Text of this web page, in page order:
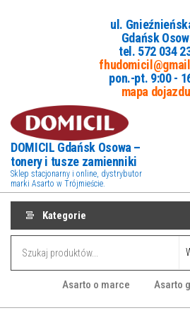
ul.
Gdańsk
tel. 572 034
pon.-pt. 9:00 -
mapa dojazdu
DOMICIL Gdańsk Osowa –
tonery i tusze zamienniki
Sklep stacjonarny i online, dystrybutor
marki Asarto w Trójmieście.
Kategorie
Asarto o marce Asarto